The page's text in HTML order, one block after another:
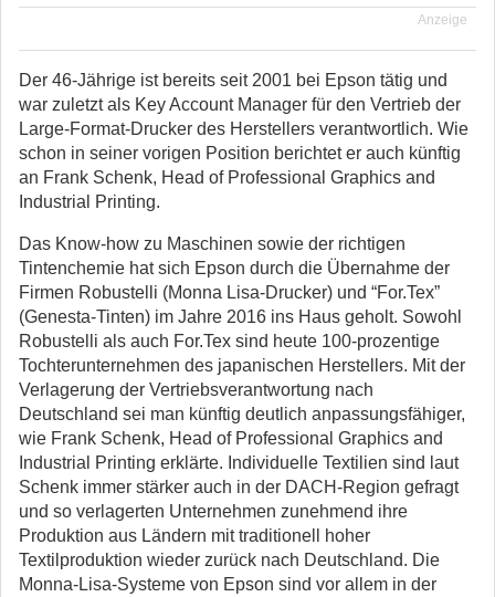
Anzeige
Der 46-Jährige ist bereits seit 2001 bei Epson tätig und
war zuletzt als Key Account Manager für den Vertrieb der
Large-Format-Drucker des Herstellers verantwortlich. Wie
schon in seiner vorigen Position berichtet er auch künftig
an Frank Schenk, Head of Professional Graphics and
Industrial Printing.
Das Know-how zu Maschinen sowie der richtigen
Tintenchemie hat sich Epson durch die Übernahme der
Firmen Robustelli (Monna Lisa-Drucker) und “For.Tex”
(Genesta-Tinten) im Jahre 2016 ins Haus geholt. Sowohl
Robustelli als auch For.Tex sind heute 100-prozentige
Tochterunternehmen des japanischen Herstellers. Mit der
Verlagerung der Vertriebsverantwortung nach
Deutschland sei man künftig deutlich anpassungsfähiger,
wie Frank Schenk, Head of Professional Graphics and
Industrial Printing erklärte. Individuelle Textilien sind laut
Schenk immer stärker auch in der DACH-Region gefragt
und so verlagerten Unternehmen zunehmend ihre
Produktion aus Ländern mit traditionell hoher
Textilproduktion wieder zurück nach Deutschland. Die
Monna-Lisa-Systeme von Epson sind vor allem in der